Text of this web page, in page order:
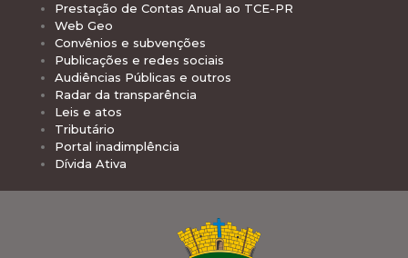
Prestação de Contas Anual ao TCE-PR
Web Geo
Convênios e subvenções
Publicações e redes sociais
Audiências Públicas e outros
Radar da transparência
Leis e atos
Tributário
Portal inadimplência
Dívida Ativa